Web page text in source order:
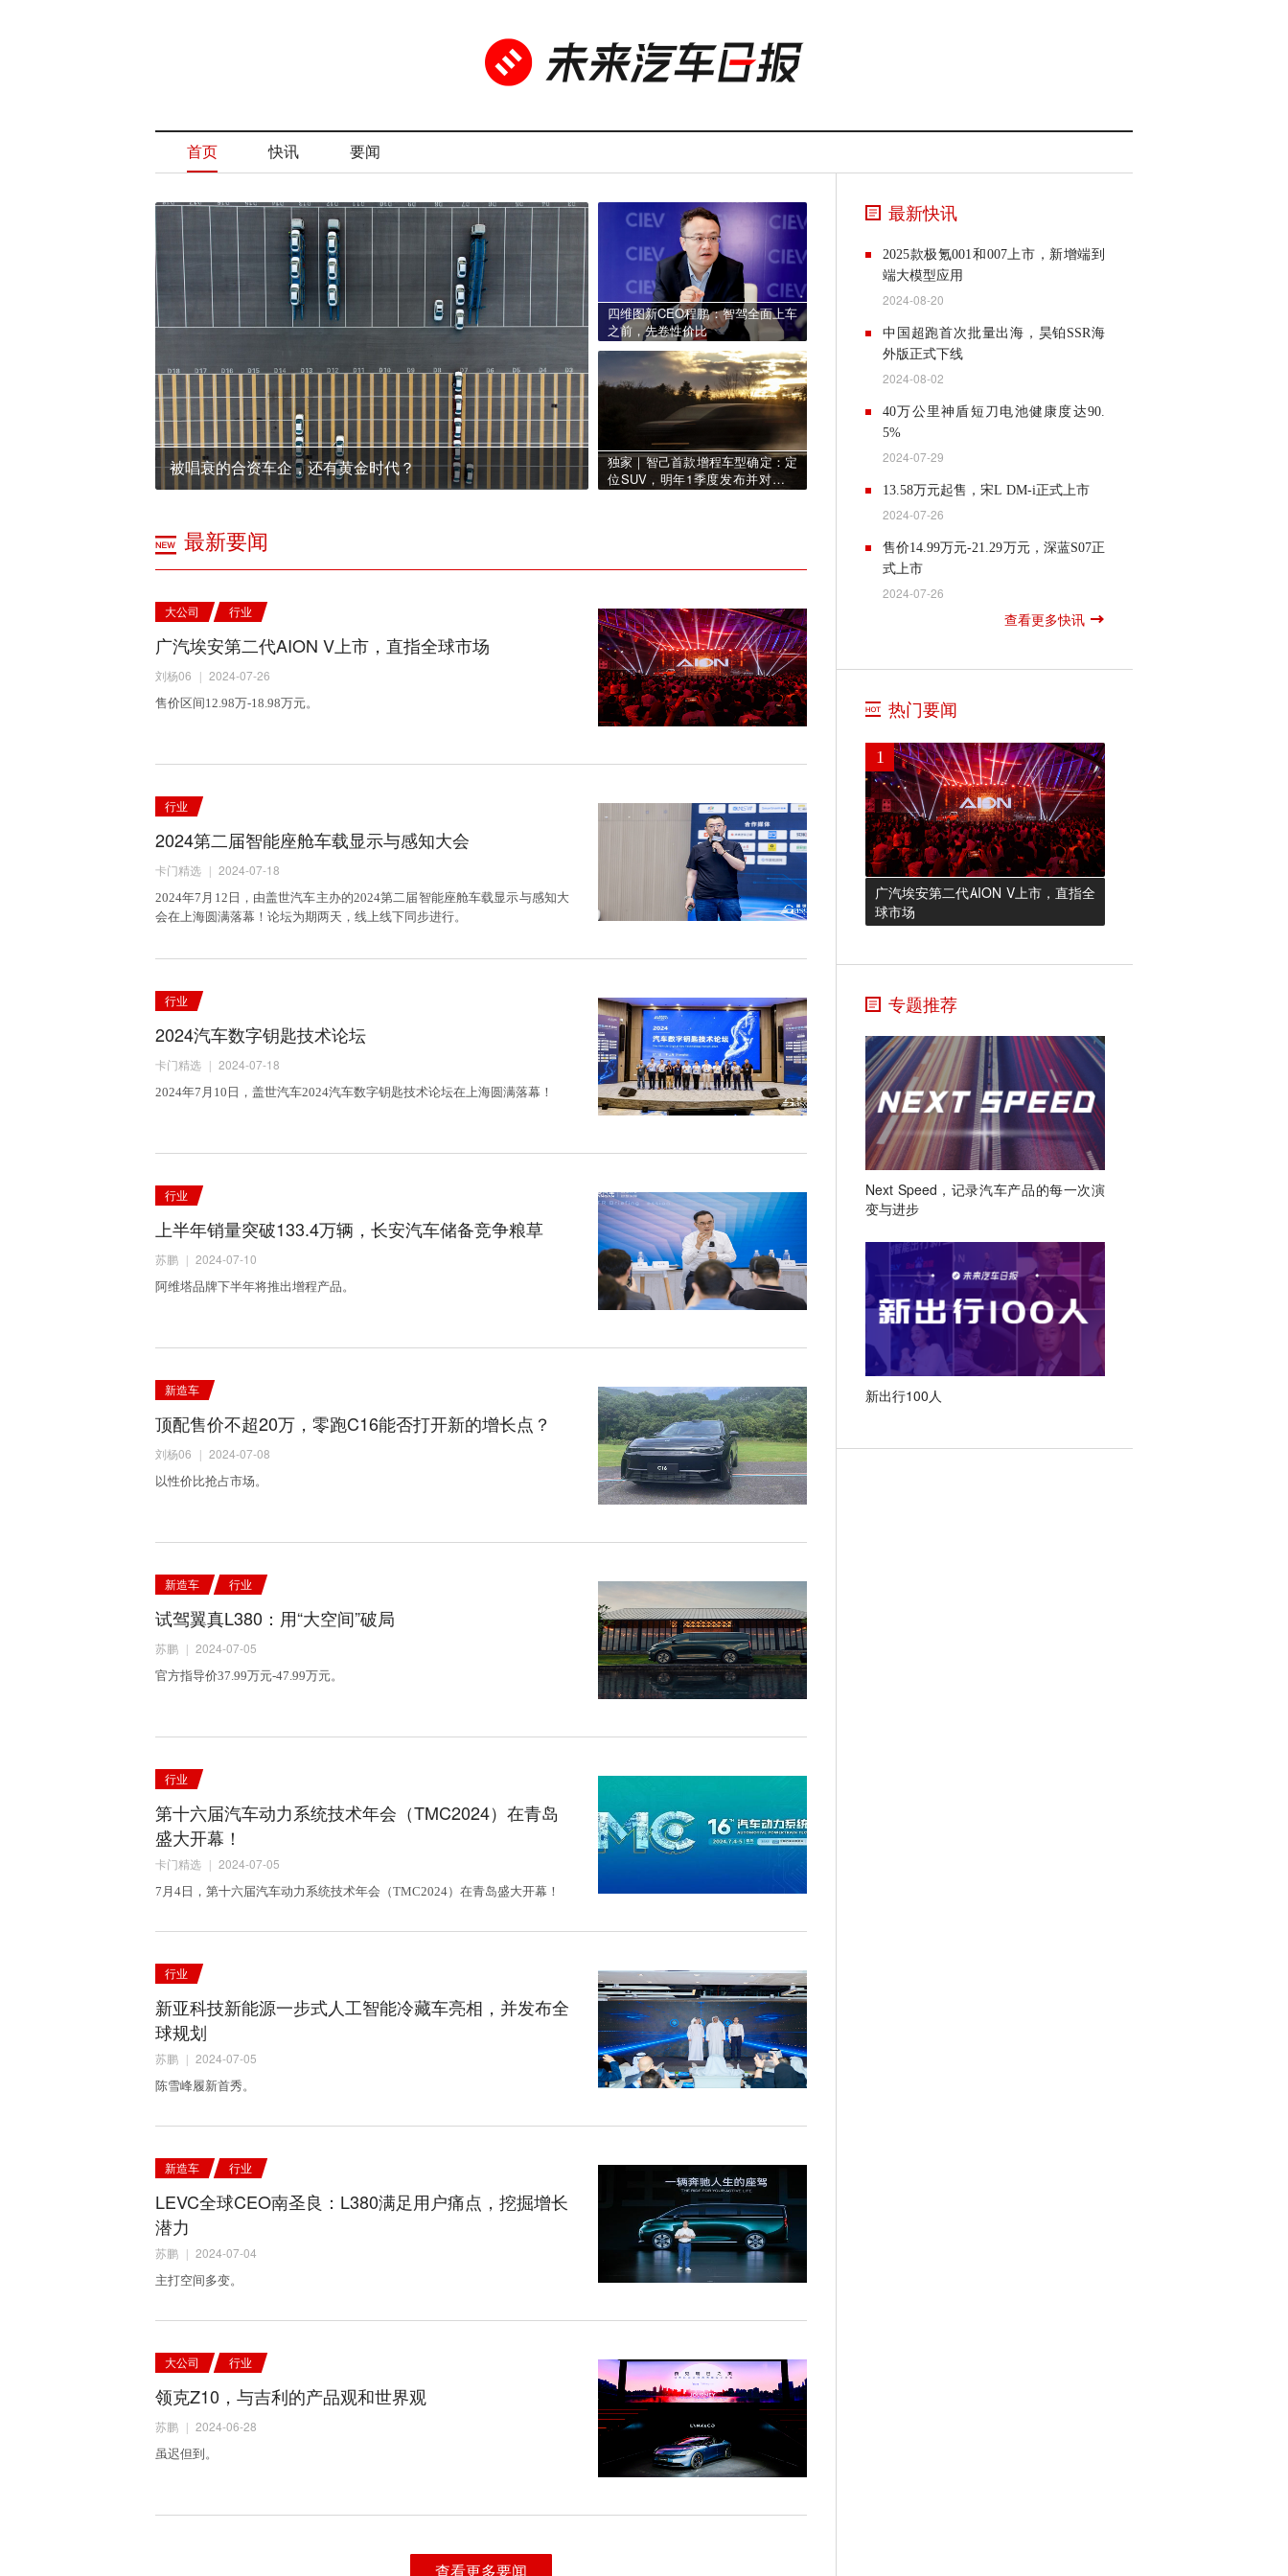
首页 快讯 要闻
被唱衰的合资车企，还有黄金时代？ 被唱衰的合资车企，还有黄金时代？
四维图新CEO程鹏：智驾全面上车
之前，先卷性价比
独家｜智己首款增程车型确定：定
位SUV，明年1季度发布并对标理
想
最新要闻
大公司 行业
广汽埃安第二代AION V上市，直指全球市场
刘杨06 2024-07-26
售价区间12.98万-18.98万元。
行业
2024第二届智能座舱车载显示与感知大会
卡门精选 2024-07-18
2024年7月12日，由盖世汽车主办的2024第二届智能座舱车载显示与感知大
会在上海圆满落幕！论坛为期两天，线上线下同步进行。
行业
2024汽车数字钥匙技术论坛
卡门精选 2024-07-18
​2024年7月10日，盖世汽车2024汽车数字钥匙技术论坛在上海圆满落幕！
行业
上半年销量突破133.4万辆，长安汽车储备竞争粮草
苏鹏 2024-07-10
阿维塔品牌下半年将推出增程产品。
新造车
顶配售价不超20万，零跑C16能否打开新的增长点？
刘杨06 2024-07-08
以性价比抢占市场。
新造车 行业
试驾翼真L380：用“大空间”破局
苏鹏 2024-07-05
官方指导价37.99万元-47.99万元。
行业
第十六届汽车动力系统技术年会（TMC2024）在青岛
盛大开幕！
卡门精选 2024-07-05
7月4日，第十六届汽车动力系统技术年会（TMC2024）在青岛盛大开幕！
行业
新亚科技新能源一步式人工智能冷藏车亮相，并发布全
球规划
苏鹏 2024-07-05
陈雪峰履新首秀。
新造车 行业
LEVC全球CEO南圣良：L380满足用户痛点，挖掘增长
潜力
苏鹏 2024-07-04
主打空间多变。
大公司 行业
领克Z10，与吉利的产品观和世界观
苏鹏 2024-06-28
虽迟但到。
查看更多要闻
最新快讯
2025款极氪001和007上市，新增端到
端大模型应用
2024-08-20
正式上市。这两款新车官方起售价分别
为25.90万元和20.99万元。2025款极氪
001与极氪007，搭载了极氪智能科技最
新的技术成果。全栈自研的第二代金砖
电池，最大充电倍率高达5.5C，从10%
元锂电池。同时，极氪OS智能座舱系统
也迎来了全面升级，正式更名为极氪AI
OS，Eva进化为AI Eva。在智能驾驶领
2.0时代，启动了端到端大模型的应用，
优先实现了泊车和路口场景的端到端进
化。此外，极氪还率先推出了城市NZP
通勤模式，未来将逐步开通城市NZP和
发搭载的浩瀚智驾2.0系统，基于激光雷
达和双OrinX智驾芯片的智能硬件方案，
实现了系统底层能力和用户体验的全面
升级。基于全场景的端到端泊车能力，
浩瀚智驾2.0的泊车时间最快可缩短至23
秒，且泊车手法更加类人化。同时，该
系统还带来了记忆泊车功能，用户只需
一次记忆即可实现不限楼层、不限车位
的自动泊车服务。
中国超跑首次批量出海，昊铂SSR海
外版正式下线
2024-08-02
志着中国超跑可以实现批量出海，树立
全球造车科技新高度。超跑，被誉为“汽
车工业皇冠上的明珠”，昊铂SSR的量
产，不仅实现了打破西方对超跑的技术
垄断，同时实现了对外输出超跑的产
品、技术、文化和高端品牌的出海，实
现了中国汽车工业新的飞跃。昊铂SSR
去年10月正式上市以来，以超跑为载
体，从研发、设计、试制试验、智造、
力，也为中国汽车运动文化注入新力
车文化的普及，助力中国从汽车大国迈
热诚的作风，征服了全球最顶尖的同
Fontaeus，因其与法拉利、布加迪和兰
博基尼等豪华车品牌的卓越合作而赫赫
有名。如今，这位设计巨匠选择与昊铂
携手，亲手打造出昊铂SSR这件璀璨的
艺术品。伴随着昊铂全球化战略，凝结
了中国工业最高技术水准的昊铂SSR，
来到了全球用户的面前。去年昊铂SSR
海外首秀，在国际舞台上也得到了超跑
爱好者的喜爱。在泰国车展，昊铂SSR
录。（未来汽车日报）
40万公里神盾短刀电池健康度达90.
5%
2024-07-29
（约40万公里行驶里程）的神盾短刀电
池包进行了容量检测，结果显示健康度
仍然高达90.5%。而同级产品搭载的电池
包，在完成500次充放电之后，健康度就
衰减到了80%，寿命远低于神盾短刀电
池包。 同时，吉利还对一辆行驶里程超
30万公里的银河E5耐久测试车进行了电
依然完整、防护完好。 8月3日，搭载神
实现上市即交付。（未来汽车日报）
13.58万元起售，宋L DM-i正式上市
2024-07-26
DM-i在开封上市，新车基于新技术、新
平台、新标准打造，百公里亏电油耗低
至3.9L，满油满电综合续航超1500km，
以“大宋”之名开创SUV油耗3时代，颠覆
售价13.58万-17.58万元。极致低能耗带
来超长续航，宋L DM-i满油满电综合续
航达1500km，宋L DM-i基于新一代插混
整车平台打造，引领中级SUV向更优越
驾乘空间和更高级驾乘体验进化。新车
长宽高分别为：4780*1898*1670毫米，
轴距达2782毫米，比途观L
Pro（4735*1842*1682毫米）更长更宽，
带来更宽奢的空间体验。纯平后排地
板、超宽横向空间，让后排中座成为“C
位”，加上宽舒云感座椅，带来前排头等
意露营，都能轻松满足。（未来汽车日
报）
售价14.99万元-21.29万元，深蓝S07正
式上市
2024-07-26
7月26日消息，7月25日，深蓝汽车全球
战略车型“深蓝S07”正式上市，共推出增
万元-21.29万元，同时全系车型限时优惠
崑智驾ADS SE版、215Pro增程版为深
蓝S7经典再升级版本。深蓝S07左手深
蓝超级增程，右手华为乾崑智能，在20
万级中型SUV市场，携20大同级首发、
50大同级领先的科技配置，打造同级领
先科技含金量。随着的深蓝S07上市，意
味着智能驾驶技术步入普及化新阶段，
不仅满足了用户的智驾需求，也重新定
义了智驾体验的价值感。华为乾崑智驾
采用主视觉方案，与特斯拉纯视觉逻辑
相同，在决策和规划时更加类人化，行
效率。但在华为乾崑智驾背后，有华为
视觉方案截然不同，实现了对驾驶环境
的全方位感知和精准决策。同时，大数
据模型还具备强大的学习和迭代能力，
能够不断优化算法模型，提升驾驶辅助
的精度和安全性。特斯拉在复杂场景下
的理解能力和决策精度上，往往难以与
华为乾崑智驾相媲美，这也是深蓝S07比
肩特斯拉的底气。（未来汽车日报）
查看更多快讯
热门要闻
1
广汽埃安第二代AION V上市，直指全
球市场
专题推荐
Next Speed，记录汽车产品的每一次演
变与进步
新出行100人